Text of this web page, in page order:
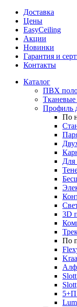
Доставка
Цены
EasyCeiling
Акции
Новинки
Гарантия и
Контакты
Каталог
ПВХ
Тканевые
Профиль
По
Для
3D
По
Slott